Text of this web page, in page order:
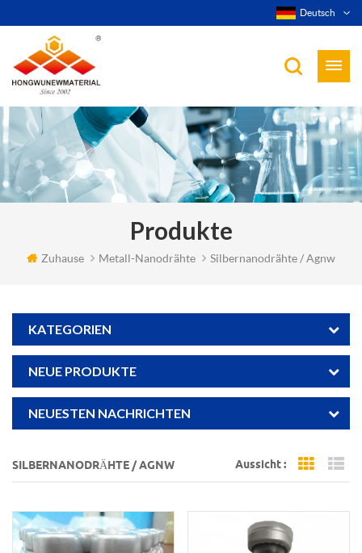
Deutsch
Produkte
Zuhause Metall-Nanodrähte Silbernanodrähte / Agnw
KATEGORIEN
NEUE PRODUKTE
NEUESTEN NACHRICHTEN
SILBERNANODRÄHTE / AGNW Aussicht : Grid